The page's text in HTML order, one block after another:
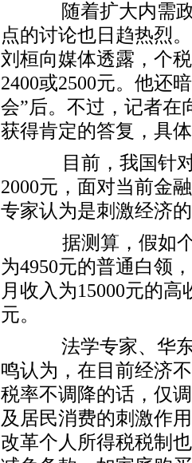
随着扩大内需
点的讨论也日趋热烈
刘桓向媒体透露，个
2400或2500元。他还
会”后。不过，记者在
获得肯定的答复，具
目前，我国针对
2000元，面对当前金
专家认为是刺激经济
据测算，假如个
为4950元的普通白领
月收入为15000元的
元。
法学专家、华东
鸣认为，在目前经济
税率不调降的话，仅
及居民消费的刺激作
改革个人所得税税制